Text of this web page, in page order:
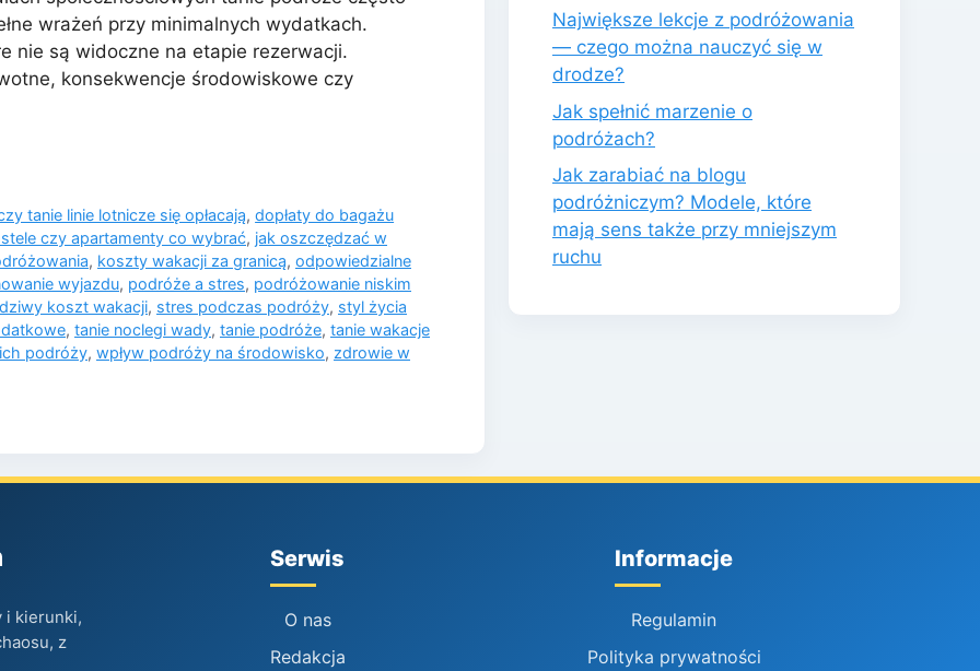
wrażeń przy minimalnych wydatkach.
nie są widoczne na etapie rezerwacji.
konsekwencje środowiskowe czy
tanie linie lotnicze się opłacają,dopłaty do bagażu
czy apartamenty co wybrać, jak oszczędzać w
, koszty wakacji za granicą, odpowiedzialne
wyjazdu, podróże a stres, podróżowanie niskim
koszt wakacji, stres podczas podróży, styl życia
, tanie noclegi wady, tanie podróże, tanie wakacje
podróży, wpływ podróży na środowisko, zdrowie w
Największe lekcje z podróżowania
— czego można nauczyć się w
drodze?
Jak spełnić marzenie o
podróżach?
Jak zarabiać na blogu
podróżniczym? Modele, które
mają sens także przy mniejszym
ruchu
i kierunki,
z
Serwis
O nas
Redakcja
Informacje
Regulamin
Polityka prywatności